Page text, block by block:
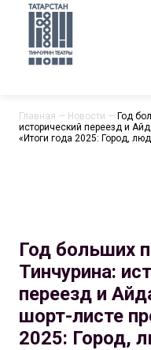
Главная — Новости — Год
исторический переезд и
«Итоги года 2025: Город,
Год больших
Тинчурина:
переезд и
шорт-листе
2025: Город,